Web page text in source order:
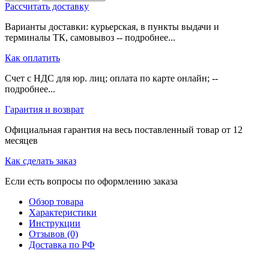
Рассчитать доставку
Варианты доставки: курьерская, в пункты выдачи и
терминалы ТК, самовывоз -- подробнее...
Как оплатить
Счет с НДС для юр. лиц; оплата по карте онлайн; --
подробнее...
Гарантия и возврат
Официальная гарантия на весь поставленный товар от 12
месяцев
Как сделать заказ
Если есть вопросы по оформлению заказа
Обзор товара
Характеристики
Инструкции
Отзывов (0)
Доставка по РФ